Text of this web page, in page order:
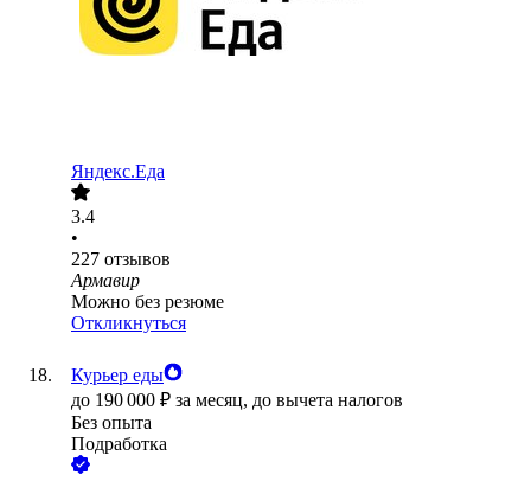
Яндекс.Еда
3.4
•
227 отзывов
Армавир
Можно без резюме
Откликнуться
Курьер еды
до 190 000 ₽ за месяц, до вычета налогов
Без опыта
Подработка